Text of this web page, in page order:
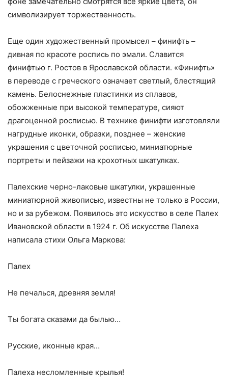
символизиру­ет торжественность.
Еще один художественный промысел – финифть –
дивная по красоте роспись по эмали. Славится
финифтью г. Ростов в Ярославской области. «Финифть»
в переводе с греческого означает светлый, блестящий
камень. Белоснежные пластинки из спла­вов,
обожженные при высокой температуре, сияют
драгоценной росписью. В техни­ке финифти изготовляли
нагрудные иконки, образки, позднее – женские
украшения с цветочной росписью, миниатюрные
портреты и пейзажи на крохотных шкатулках.
Палехские черно-лаковые шкатулки, украшенные
миниатюрной живописью, из­вестны не только в России,
но и за рубежом. Появилось это искусство в селе Палех
Ивановской области в 1924 г. Об искусстве Палеха
написала стихи Ольга Маркова:
Палех
Не печалься, древняя земля!
Ты богата сказами да былью…
Русские, иконные края…
Палеха несломленные крылья!